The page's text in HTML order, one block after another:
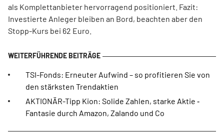
als Komplettanbieter hervorragend positioniert. Fazit:
Investierte Anleger bleiben an Bord, beachten aber den
Stopp-Kurs bei 62 Euro.
TSI-Fonds: Erneuter Aufwind – so profitieren Sie von
den stärksten Trendaktien
AKTIONÄR-Tipp Kion: Solide Zahlen, starke Aktie ‑
Fantasie durch Amazon, Zalando und Co